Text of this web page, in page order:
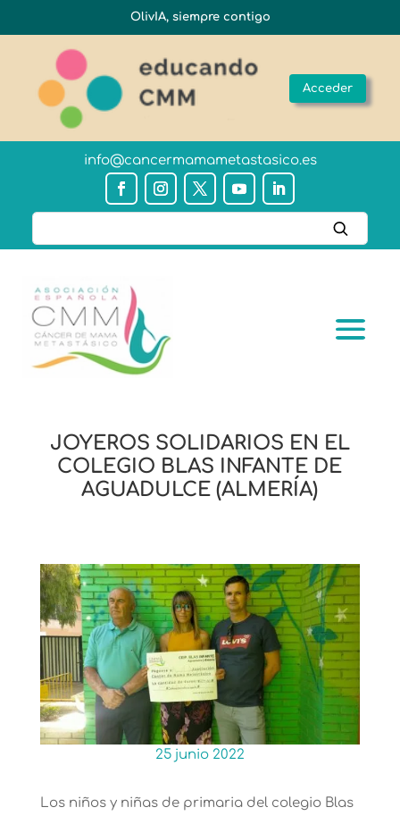
OlivIA, siempre contigo
Acceder
info@cancermamametastasico.es
JOYEROS SOLIDARIOS EN EL
COLEGIO BLAS INFANTE DE
AGUADULCE (ALMERÍA)
25 junio 2022
Los niños y niñas de primaria del colegio Blas